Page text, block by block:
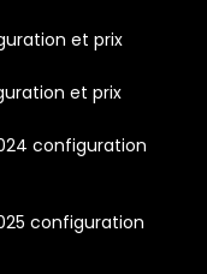
et prix
et prix
configuration
configuration